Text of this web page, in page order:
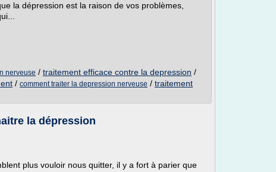
la dépression est la raison de vos problèmes,
nerveuse / traitement efficace contre la depression /
/ comment traiter la depression nerveuse / traitement
la dépression
plus vouloir nous quitter, il y a fort à parier que